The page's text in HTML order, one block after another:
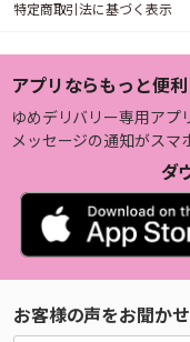
特定商取引法に基づく表示
アプリならもっと便
ゆめデリバリー専用アプ
メッセージの通知がスマ
ダ
お客様の声をお聞か